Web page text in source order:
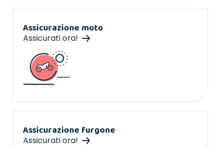
Assicurazione moto
Assicurati ora!
Assicurazione furgone
Assicurati ora!